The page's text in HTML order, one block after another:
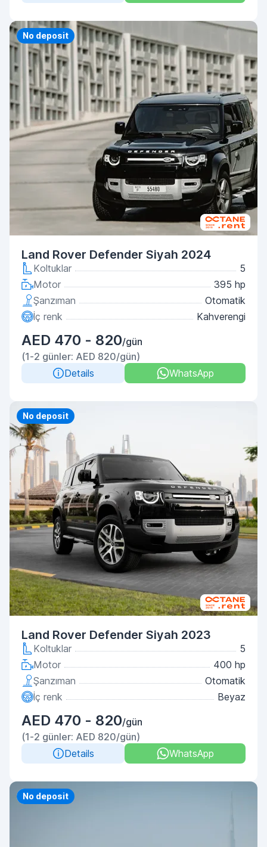
Priority
No deposit
Land Rover Defender Siyah 2024
Koltuklar
5
Motor
395 hp
Şanzıman
Otomatik
İç renk
Kahverengi
AED 470 - 820/gün
(1-2 günler: AED 820/gün)
Details
WhatsApp
Priority
No deposit
Land Rover Defender Siyah 2023
Koltuklar
5
Motor
400 hp
Şanzıman
Otomatik
İç renk
Beyaz
AED 470 - 820/gün
(1-2 günler: AED 820/gün)
Details
WhatsApp
Priority
No deposit